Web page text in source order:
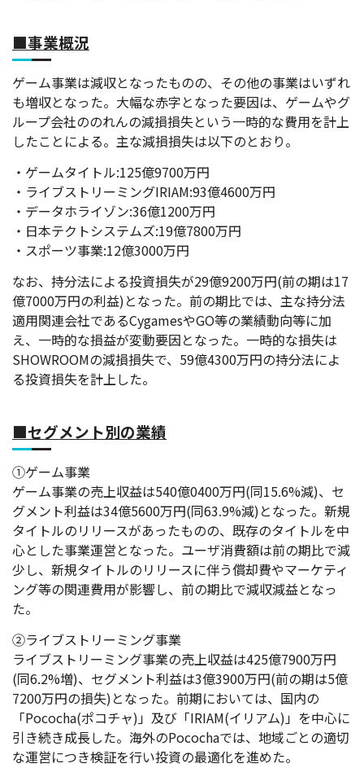
■事業概況
ゲーム事業は減収となったものの、その他の事業はいずれ
も増収となった。大幅な赤字となった要因は、ゲームやグ
ループ会社ののれんの減損損失という一時的な費用を計上
したことによる。主な減損損失は以下のとおり。
・ゲームタイトル:125億9700万円
・ライブストリーミングIRIAM:93億4600万円
・データホライゾン:36億1200万円
・日本テクトシステムズ:19億7800万円
・スポーツ事業:12億3000万円
なお、持分法による投資損失が29億9200万円(前の期は17
億7000万円の利益)となった。前の期比では、主な持分法
適用関連会社であるCygamesやGO等の業績動向等に加
え、一時的な損益が変動要因となった。一時的な損失は
SHOWROOMの減損損失で、59億4300万円の持分法によ
る投資損失を計上した。
■セグメント別の業績
①ゲーム事業
ゲーム事業の売上収益は540億0400万円(同15.6%減)、セ
グメント利益は34億5600万円(同63.9%減)となった。 新規
タイトルのリリースがあったものの、既存のタイトルを中
心とした事業運営となった。ユーザ消費額は前の期比で減
少し、新規タイトルのリリースに伴う償却費やマーケティ
ング等の関連費用が影響し、前の期比で減収減益となっ
た。
②ライブストリーミング事業
ライブストリーミング事業の売上収益は425億7900万円
(同6.2%増)、セグメント利益は3億3900万円(前の期は5億
7200万円の損失)となった。 前期においては、国内の
「Pococha(ポコチャ)」及び「IRIAM(イリアム)」を中心に
引き続き成長した。海外のPocochaでは、地域ごとの適切
な運営につき検証を行い投資の最適化を進めた。